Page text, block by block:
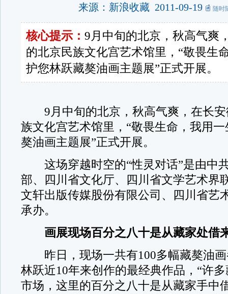
来源：新浪收藏 2011-09-19 随时
核心提示： 9月中旬的北京，秋高气爽
的北京民族文化宫艺术馆里，“敬畏生
护您林跃藏獒油画主题展”正式开展。
9月中旬的北京，秋高气爽，在长安
族文化宫艺术馆里，“敬畏生命，我用
獒油画主题展”正式开展。
这场穿越时空的“性灵对话”是由中
部、四川省文化厅、四川省文学艺术界
文轩出版传媒股份有限公司、四川省艺
承办。
画展现场百分之八十是从藏家处借
昨日，现场一共有100多幅藏獒油画
林跃近10年来创作的最经典作品，“许
市场，这里的百分之八十是从藏家手中